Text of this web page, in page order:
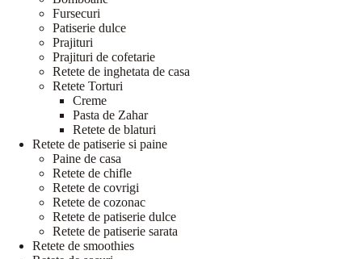
Fursecuri
Patiserie dulce
Prajituri
Prajituri de cofetarie
Retete de inghetata de casa
Retete Torturi
Creme
Pasta de Zahar
Retete de blaturi
Retete de patiserie si paine
Paine de casa
Retete de chifle
Retete de covrigi
Retete de cozonac
Retete de patiserie dulce
Retete de patiserie sarata
Retete de smoothies